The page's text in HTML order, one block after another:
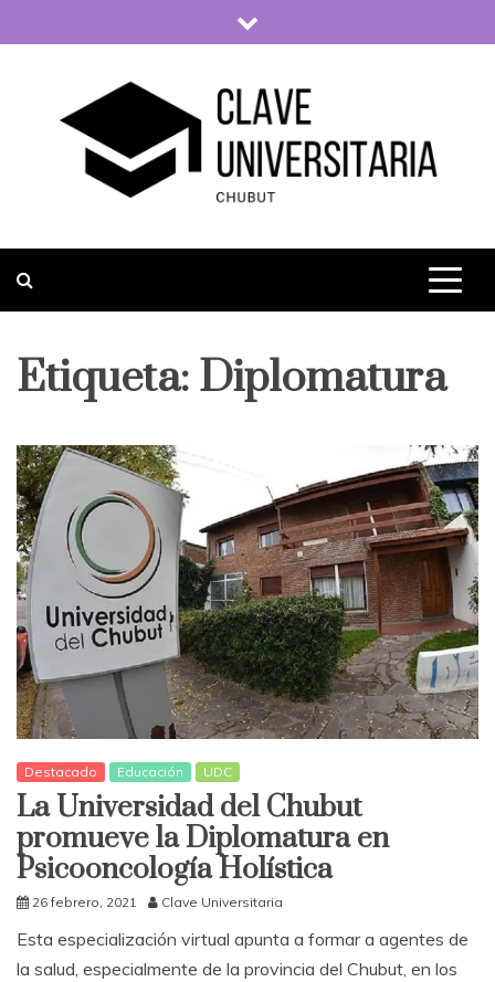
to
Clave Universitaria
Etiqueta: Diplomatura
Destacado Educación UDC
La Universidad del Chubut
promueve la Diplomatura en
Psicooncología Holística
26 febrero, 2021 Clave Universitaria
Esta especialización virtual apunta a formar a agentes de
la salud, especialmente de la provincia del Chubut, en los